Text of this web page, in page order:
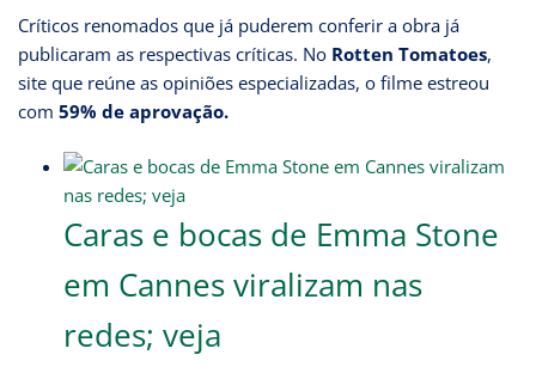
Críticos renomados que já puderem conferir a obra já
publicaram as respectivas críticas. No Rotten Tomatoes,
site que reúne as opiniões especializadas, o filme estreou
com 59% de aprovação.
Caras e bocas de Emma Stone
em Cannes viralizam nas
redes; veja